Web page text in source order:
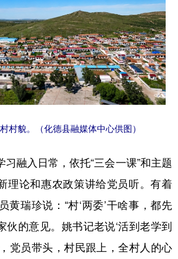
天津 河北 山西
吉林 上海 江苏
安徽 福建 江西
河南 湖北 湖南
广西 海南 重庆
贵州 云南 西藏
甘肃 青海 宁夏
内蒙古 黑龙江
Español Français عربى
貌。（化德县融媒体中心供图）
融入日常，依托“三会一课”和主题
理论和惠农政策讲给党员听。有着
黄瑞珍说：“村‘两委’干啥事，都先
伙的意见。姚书记老说‘活到老学到
党员带头，村民跟上，全村人的心